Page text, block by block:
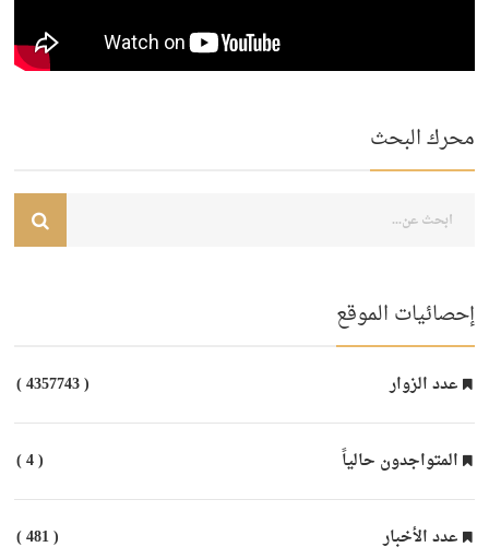
محرك البحث
إحصائيات الموقع
عدد الزوار ( 4357743 )
المتواجدون حالياً ( 4 )
عدد الأخبار ( 481 )